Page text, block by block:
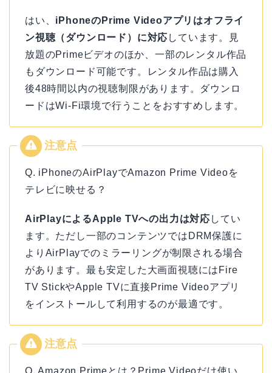
はい、 iPhoneのPrime Videoアプリはオフライ
ン視聴（ダウンロード）に対応 しています。見
放題のPrimeビデオのほか、一部のレンタル作品
もダウンロード可能です。レンタル作品は購入
後48時間以内の視聴制限があります。ダウンロ
ードはWi-Fi環境で行うことをおすすめします。
Q. iPhoneのAirPlayでAmazon Prime Videoを
テレビに映せる？
AirPlayによるApple TVへの出力は対応 してい
ます。ただし一部のコンテンツではDRM保護に
よりAirPlayでのミラーリングが制限される場合
があります。最も安定した大画面視聴にはFire
TV StickやApple TVに直接Prime Videoアプリ
をインストールして利用するのが最適です。
Q. Amazon Primeとは？Prime Videoだけ使い